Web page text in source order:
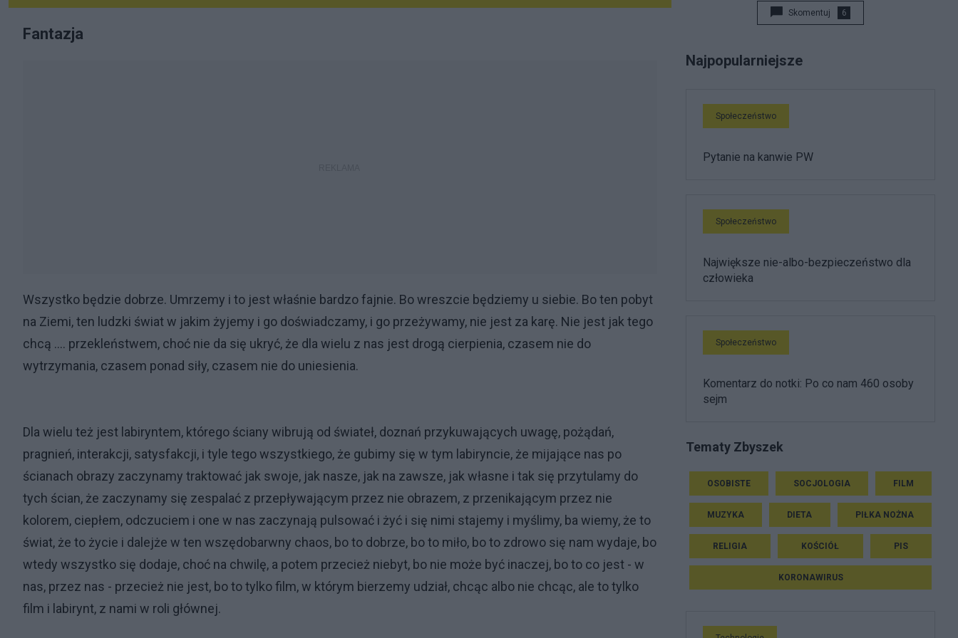
Fantazja
Wszystko będzie dobrze. Umrzemy i to jest właśnie bardzo fajnie. Bo wreszcie będziemy u siebie. Bo ten pobyt
na Ziemi, ten ludzki świat w jakim żyjemy i go doświadczamy, i go przeżywamy, nie jest za karę. Nie jest jak tego
chcą .... przekleństwem, choć nie da się ukryć, że dla wielu z nas jest drogą cierpienia, czasem nie do
wytrzymania, czasem ponad siły, czasem nie do uniesienia.
Dla wielu też jest labiryntem, którego ściany wibrują od świateł, doznań przykuwających uwagę, pożądań,
pragnień, interakcji, satysfakcji, i tyle tego wszystkiego, że gubimy się w tym labiryncie, że mijające nas po
ścianach obrazy zaczynamy traktować jak swoje, jak nasze, jak na zawsze, jak własne i tak się przytulamy do
tych ścian, że zaczynamy się zespalać z przepływającym przez nie obrazem, z przenikającym przez nie
kolorem, ciepłem, odczuciem i one w nas zaczynają pulsować i żyć i się nimi stajemy i myślimy, ba wiemy, że to
świat, że to życie i dalejże w ten wszędobarwny chaos, bo to dobrze, bo to miło, bo to zdrowo się nam wydaje, bo
wtedy wszystko się dodaje, choć na chwilę, a potem przecież niebyt, bo nie może być inaczej, bo to co jest - w
nas, przez nas - przecież nie jest, bo to tylko film, w którym bierzemy udział, chcąc albo nie chcąc, ale to tylko
film i labirynt, z nami w roli głównej.
Skomentuj 6
Najpopularniejsze
Społeczeństwo
Pytanie na kanwie PW
Społeczeństwo
Największe nie-albo-bezpieczeństwo dla
człowieka
Społeczeństwo
Komentarz do notki: Po co nam 460 osoby
sejm
Tematy Zbyszek
OSOBISTE SOCJOLOGIA FILM
MUZYKA DIETA PIŁKA NOŻNA
RELIGIA KOŚCIÓŁ PIS
KORONAWIRUS